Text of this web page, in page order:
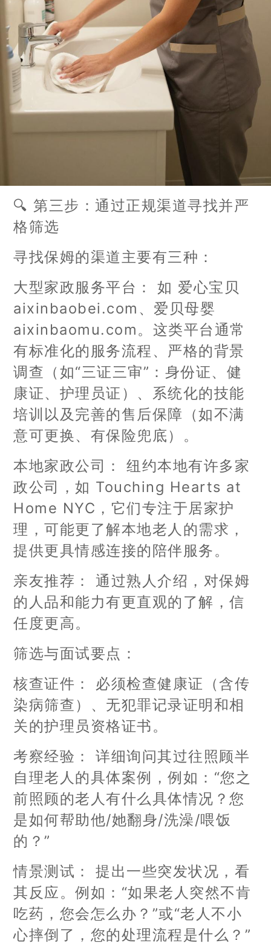
🔍 第三步：通过正规渠道寻找并严
格筛选
寻找保姆的渠道主要有三种：
大型家政服务平台： 如 爱心宝贝
aixinbaobei.com、爱贝母婴
aixinbaomu.com。这类平台通常
有标准化的服务流程、严格的背景
调查（如“三证三审”：身份证、健
康证、护理员证）、系统化的技能
培训以及完善的售后保障（如不满
意可更换、有保险兜底）。
本地家政公司： 纽约本地有许多家
政公司，如 Touching Hearts at
Home NYC，它们专注于居家护
理，可能更了解本地老人的需求，
提供更具情感连接的陪伴服务。
亲友推荐： 通过熟人介绍，对保姆
的人品和能力有更直观的了解，信
任度更高。
筛选与面试要点：
核查证件： 必须检查健康证（含传
染病筛查）、无犯罪记录证明和相
关的护理员资格证书。
考察经验： 详细询问其过往照顾半
自理老人的具体案例，例如：“您之
前照顾的老人有什么具体情况？您
是如何帮助他/她翻身/洗澡/喂饭
的？”
情景测试： 提出一些突发状况，看
其反应。例如：“如果老人突然不肯
吃药，您会怎么办？”或“老人不小
心摔倒了，您的处理流程是什么？”